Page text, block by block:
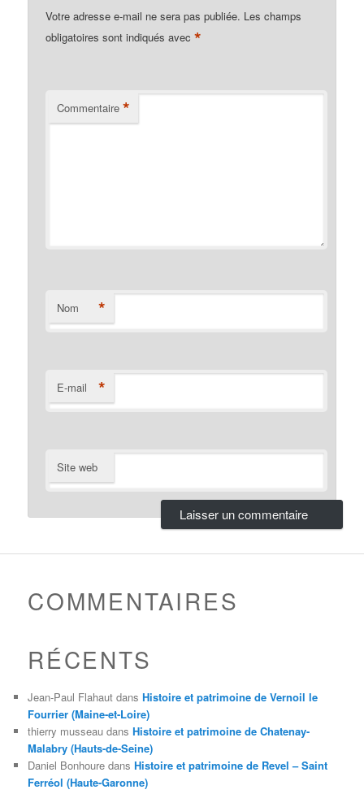
Votre adresse e-mail ne sera pas publiée. Les champs
obligatoires sont indiqués avec*
Commentaire *
Nom *
E-mail *
Site web
COMMENTAIRES
RÉCENTS
Jean-Paul Flahaut dansHistoire et patrimoine de Vernoil le
Fourrier (Maine-et-Loire)
thierry musseau dansHistoire et patrimoine de Chatenay-
Malabry (Hauts-de-Seine)
Daniel Bonhoure dansHistoire et patrimoine de Revel – Saint
Ferréol (Haute-Garonne)